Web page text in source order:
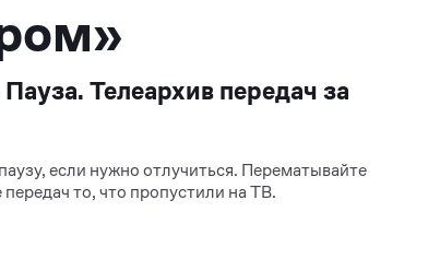
Телеархив передач за
если нужно отлучиться. Перематывайте
то, что пропустили на ТВ.